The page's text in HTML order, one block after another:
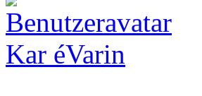
Kar éVarin